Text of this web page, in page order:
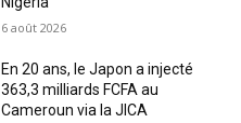
6 août 2026
En 20 ans, le Japon a injecté
363,3 milliards FCFA au
Cameroun via la JICA